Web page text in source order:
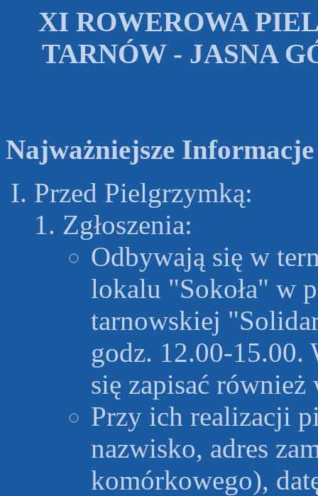
XI ROWEROWA
TARNÓW - JASNA
Najważniejsze Informacje
Przed Pielgrzymką:
Zgłoszenia:
Odbywają się w
lokalu "Sokoła" w
tarnowskiej
godz. 12.00-15.00.
się zapisać
Przy ich realizacji
nazwisko, adres
komórkowego),